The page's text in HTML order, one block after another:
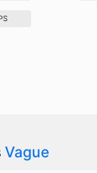
Vague